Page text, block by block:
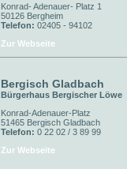
Konrad- Adenauer- Platz 1
50126 Bergheim
Telefon: 02405 - 94102
Zur Webseite
Bergisch Gladbach
Bürgerhaus Bergischer Löwe
Konrad-Adenauer-Platz
51465 Bergisch Gladbach
Telefon: 0 22 02 / 3 89 99
Zur Webseite